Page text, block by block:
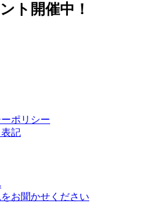
ト開催中！
ポリシー
記
お聞かせください